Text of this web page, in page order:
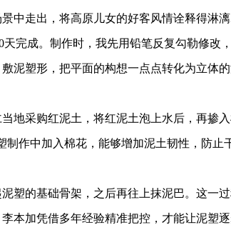
中走出，将高原儿女的好客风情诠释得淋漓
完成。制作时，我先用铅笔反复勾勒修改
泥塑形，把平面的构想一点点转化为立体
采购红泥土，将红泥土泡上水后，再掺
制作中加入棉花，能够增加泥土韧性，防止
的基础骨架，之后再往上抹泥巴。这一
本加凭借多年经验精准把控，才能让泥塑逐